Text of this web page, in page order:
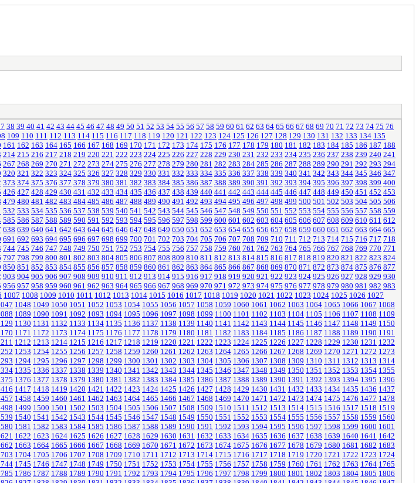
38 39 40 41 42 43 44 45 46 47 48 49 50 51 52 53 54 55 56 57 58 59 60 61 62 63 64 65 66 67 68 69 70 71 72 73 74 75 76
109 110 111 112 113 114 115 116 117 118 119 120 121 122 123 124 125 126 127 128 129 130 131 132 133 134 135
161 162 163 164 165 166 167 168 169 170 171 172 173 174 175 176 177 178 179 180 181 182 183 184 185 186 187 188
214 215 216 217 218 219 220 221 222 223 224 225 226 227 228 229 230 231 232 233 234 235 236 237 238 239 240 241
267 268 269 270 271 272 273 274 275 276 277 278 279 280 281 282 283 284 285 286 287 288 289 290 291 292 293 294
320 321 322 323 324 325 326 327 328 329 330 331 332 333 334 335 336 337 338 339 340 341 342 343 344 345 346 347
373 374 375 376 377 378 379 380 381 382 383 384 385 386 387 388 389 390 391 392 393 394 395 396 397 398 399 400
426 427 428 429 430 431 432 433 434 435 436 437 438 439 440 441 442 443 444 445 446 447 448 449 450 451 452 453
479 480 481 482 483 484 485 486 487 488 489 490 491 492 493 494 495 496 497 498 499 500 501 502 503 504 505 506
532 533 534 535 536 537 538 539 540 541 542 543 544 545 546 547 548 549 550 551 552 553 554 555 556 557 558 559
585 586 587 588 589 590 591 592 593 594 595 596 597 598 599 600 601 602 603 604 605 606 607 608 609 610 611 612
638 639 640 641 642 643 644 645 646 647 648 649 650 651 652 653 654 655 656 657 658 659 660 661 662 663 664 665
691 692 693 694 695 696 697 698 699 700 701 702 703 704 705 706 707 708 709 710 711 712 713 714 715 716 717 718
744 745 746 747 748 749 750 751 752 753 754 755 756 757 758 759 760 761 762 763 764 765 766 767 768 769 770 771
797 798 799 800 801 802 803 804 805 806 807 808 809 810 811 812 813 814 815 816 817 818 819 820 821 822 823 824
850 851 852 853 854 855 856 857 858 859 860 861 862 863 864 865 866 867 868 869 870 871 872 873 874 875 876 877
903 904 905 906 907 908 909 910 911 912 913 914 915 916 917 918 919 920 921 922 923 924 925 926 927 928 929 930
956 957 958 959 960 961 962 963 964 965 966 967 968 969 970 971 972 973 974 975 976 977 978 979 980 981 982 983
1007 1008 1009 1010 1011 1012 1013 1014 1015 1016 1017 1018 1019 1020 1021 1022 1023 1024 1025 1026 1027
1048 1049 1050 1051 1052 1053 1054 1055 1056 1057 1058 1059 1060 1061 1062 1063 1064 1065 1066 1067 1068
1089 1090 1091 1092 1093 1094 1095 1096 1097 1098 1099 1100 1101 1102 1103 1104 1105 1106 1107 1108 1109
1130 1131 1132 1133 1134 1135 1136 1137 1138 1139 1140 1141 1142 1143 1144 1145 1146 1147 1148 1149 1150
1171 1172 1173 1174 1175 1176 1177 1178 1179 1180 1181 1182 1183 1184 1185 1186 1187 1188 1189 1190 1191
1212 1213 1214 1215 1216 1217 1218 1219 1220 1221 1222 1223 1224 1225 1226 1227 1228 1229 1230 1231 1232
1253 1254 1255 1256 1257 1258 1259 1260 1261 1262 1263 1264 1265 1266 1267 1268 1269 1270 1271 1272 1273
1294 1295 1296 1297 1298 1299 1300 1301 1302 1303 1304 1305 1306 1307 1308 1309 1310 1311 1312 1313 1314
1335 1336 1337 1338 1339 1340 1341 1342 1343 1344 1345 1346 1347 1348 1349 1350 1351 1352 1353 1354 1355
1376 1377 1378 1379 1380 1381 1382 1383 1384 1385 1386 1387 1388 1389 1390 1391 1392 1393 1394 1395 1396
1417 1418 1419 1420 1421 1422 1423 1424 1425 1426 1427 1428 1429 1430 1431 1432 1433 1434 1435 1436 1437
1458 1459 1460 1461 1462 1463 1464 1465 1466 1467 1468 1469 1470 1471 1472 1473 1474 1475 1476 1477 1478
1499 1500 1501 1502 1503 1504 1505 1506 1507 1508 1509 1510 1511 1512 1513 1514 1515 1516 1517 1518 1519
1540 1541 1542 1543 1544 1545 1546 1547 1548 1549 1550 1551 1552 1553 1554 1555 1556 1557 1558 1559 1560
1581 1582 1583 1584 1585 1586 1587 1588 1589 1590 1591 1592 1593 1594 1595 1596 1597 1598 1599 1600 1601
1622 1623 1624 1625 1626 1627 1628 1629 1630 1631 1632 1633 1634 1635 1636 1637 1638 1639 1640 1641 1642
1663 1664 1665 1666 1667 1668 1669 1670 1671 1672 1673 1674 1675 1676 1677 1678 1679 1680 1681 1682 1683
1704 1705 1706 1707 1708 1709 1710 1711 1712 1713 1714 1715 1716 1717 1718 1719 1720 1721 1722 1723 1724
1745 1746 1747 1748 1749 1750 1751 1752 1753 1754 1755 1756 1757 1758 1759 1760 1761 1762 1763 1764 1765
1786 1787 1788 1789 1790 1791 1792 1793 1794 1795 1796 1797 1798 1799 1800 1801 1802 1803 1804 1805 1806